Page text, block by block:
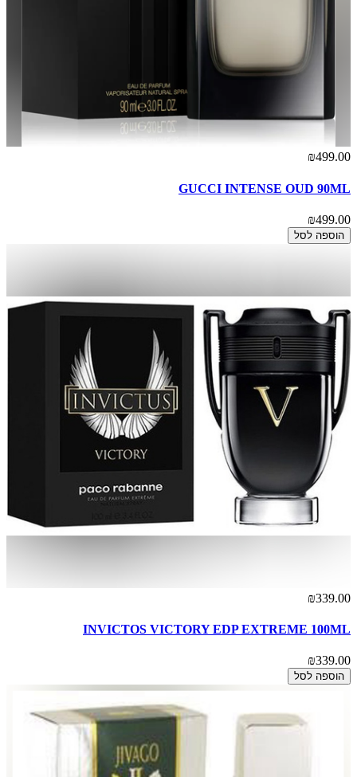
₪499.00
GUCCI INTENSE OUD 90ML
₪499.00
הוספה לסל
₪339.00
INVICTOS VICTORY EDP EXTREME 100ML
₪339.00
הוספה לסל